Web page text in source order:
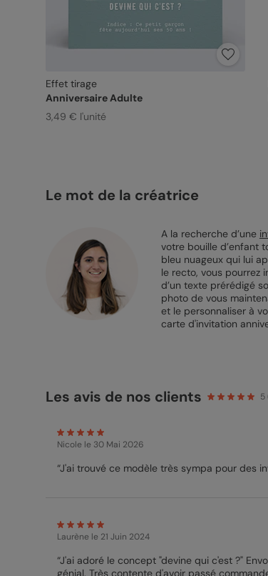
Effet tirage
Anniversaire Adulte
3,49 € l'unité
Le mot de la créatrice
A la recherche d’une
votre bouille d’enfant
bleu nuageux qui lui
le recto, vous pourrez
d’un texte prérédigé
photo de vous
et le personnaliser à
carte d'invitation
Les avis de nos clients 5
Nicole le 30 Mai 2026
“J'ai trouvé ce modèle très sympa pour des
Laurène le 21 Juin 2024
“J'ai adoré le concept "devine qui c'est ?"
génial. Très contente d'avoir passé